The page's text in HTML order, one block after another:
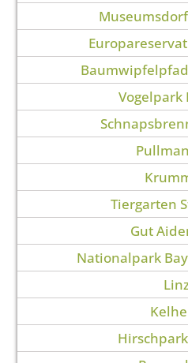
Vogelpark
Tiergarten
Gut
Nationalpark